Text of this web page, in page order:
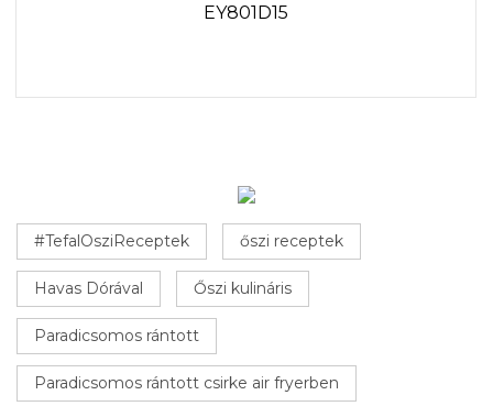
EY801D15
#TefalOsziReceptek őszi receptek
Havas Dórával Őszi kulináris
Paradicsomos rántott
Paradicsomos rántott csirke air fryerben